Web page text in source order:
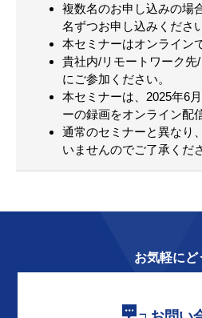
複数名のお申し込みの場
名ずつお申し込みください
本セミナーはオンライン
貴社内/リモートワーク先
にご参加ください。
本セミナーは、2025年6
ーの録画をオンライン配
通常のセミナーと異なり
いませんのでご了承くだ
お気軽にど